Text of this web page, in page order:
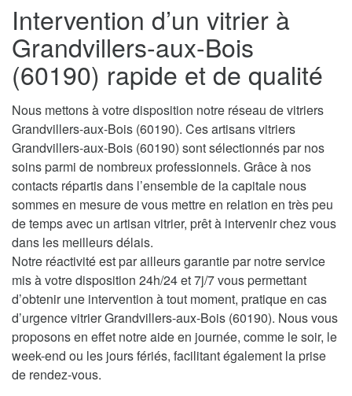
Intervention d’un vitrier à
Grandvillers-aux-Bois
(60190) rapide et de qualité
Nous mettons à votre disposition notre réseau de vitriers
Grandvillers-aux-Bois (60190). Ces artisans vitriers
Grandvillers-aux-Bois (60190) sont sélectionnés par nos
soins parmi de nombreux professionnels. Grâce à nos
contacts répartis dans l’ensemble de la capitale nous
sommes en mesure de vous mettre en relation en très peu
de temps avec un artisan vitrier, prêt à intervenir chez vous
dans les meilleurs délais.
Notre réactivité est par ailleurs garantie par notre service
mis à votre disposition 24h/24 et 7j/7 vous permettant
d’obtenir une intervention à tout moment, pratique en cas
d’urgence vitrier Grandvillers-aux-Bois (60190). Nous vous
proposons en effet notre aide en journée, comme le soir, le
week-end ou les jours fériés, facilitant également la prise
de rendez-vous.